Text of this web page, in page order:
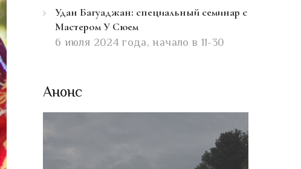
Удан Багуаджан: специальный семинар с
Мастером У Сюем
6 июля 2024 года, начало в 11-30
Анонс